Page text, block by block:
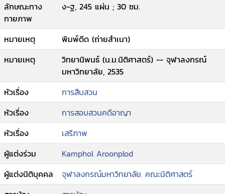
ลักษณะทาง
กายภาพ
ง-ฐ, 245 แผ่น ; 30 ซม.
หมายเหตุ
พิมพ์ดีด (ถ่ายสำเนา)
หมายเหตุ
วิทยานิพนธ์ (น.ม.นิติศาสตร์) -- จุฬาลงกรณ์
มหาวิทยาลัย, 2535
หัวเรื่อง
การสืบสวน
หัวเรื่อง
การสอบสวนคดีอาญา
หัวเรื่อง
เสรีภาพ
ผู้แต่งร่วม
Kamphol Aroonplod
ผู้แต่งนิติบุคคล
จุฬาลงกรณ์มหาวิทยาลัย. คณะนิติศาสตร์